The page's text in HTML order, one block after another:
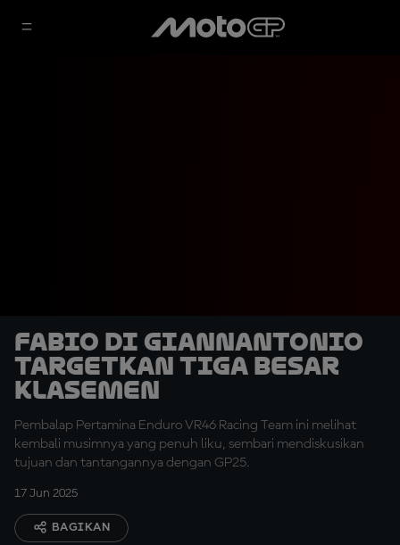
Fabio Di Giannantonio
Targetkan Tiga Besar
Klasemen
Pembalap Pertamina Enduro VR46 Racing Team ini melihat
kembali musimnya yang penuh liku, sembari mendiskusikan
tujuan dan tantangannya dengan GP25.
17 Jun 2025
BAGIKAN